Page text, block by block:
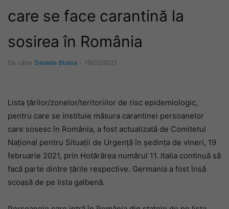
care se face carantină la
sosirea în România
De către Daniela Stoica - 19/02/2021
Lista țărilor/zonelor/teritoriilor de risc epidemiologic,
pentru care se instituie măsura carantinei persoanelor
care sosesc în România, a fost actualizată de Comitetul
Național pentru Situații de Urgență în ședința de vineri, 19
februarie 2021, prin Hotărârea numărul 11. Italia continuă să
facă parte dintre țările respective. Germania a fost însă
scoasă de pe lista galbenă.